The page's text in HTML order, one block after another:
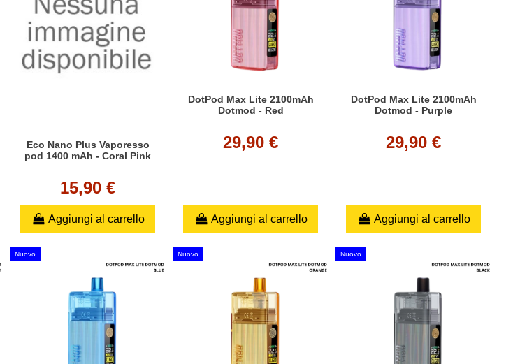
Eco Nano Plus Vaporesso
pod 1400 mAh - Coral Pink
15,90 €
Aggiungi al carrello
DotPod Max Lite 2100mAh
Dotmod - Red
29,90 €
Aggiungi al carrello
DotPod Max Lite 2100mAh
Dotmod - Purple
29,90 €
Aggiungi al carrello
Nuovo Nuovo Nuovo